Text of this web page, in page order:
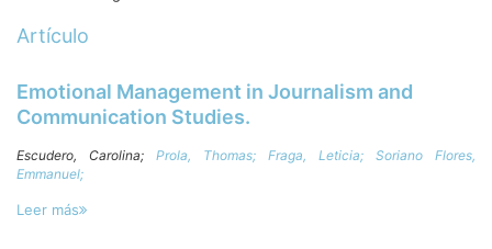
Artículo
Emotional Management in Journalism and
Communication Studies.
Escudero, Carolina; Prola, Thomas; Fraga, Leticia; Soriano Flores,
Emmanuel;
Leer más